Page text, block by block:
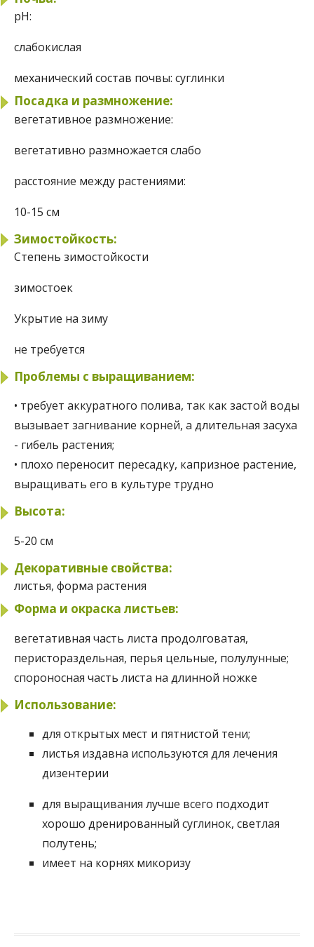
pH:
слабокислая
механический состав почвы: суглинки
Посадка и размножение:
вегетативное размножение:
вегетативно размножается слабо
расстояние между растениями:
10-15 см
Зимостойкость:
Степень зимостойкости
зимостоек
Укрытие на зиму
не требуется
Проблемы с выращиванием:
• требует аккуратного полива, так как застой воды
вызывает загнивание корней, а длительная засуха
- гибель растения;
• плохо переносит пересадку, капризное растение,
выращивать его в культуре трудно
Высота:
5-20 см
Декоративные свойства:
листья, форма растения
Форма и окраска листьев:
вегетативная часть листа продолговатая,
перистораздельная, перья цельные, полулунные;
спороносная часть листа на длинной ножке
Использование:
для открытых мест и пятнистой тени;
листья издавна используются для лечения
дизентерии
для выращивания лучше всего подходит
хорошо дренированный суглинок, светлая
полутень;
имеет на корнях микоризу